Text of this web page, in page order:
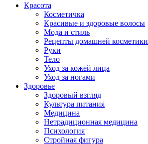
Красота
Косметичка
Красивые и здоровые волосы
Мода и стиль
Рецепты домашней косметики
Руки
Тело
Уход за кожей лица
Уход за ногами
Здоровье
Здоровый взгляд
Культура питания
Медицина
Нетрадиционная медицина
Психология
Стройная фигура